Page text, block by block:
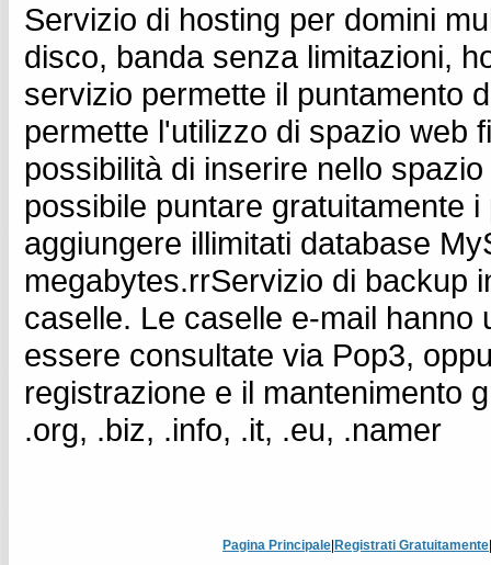
Servizio di hosting per domini
disco, banda senza limitazioni,
servizio permette il puntamento
permette l'utilizzo di spazio web
possibilità di inserire nello
possibile puntare gratuitamente
aggiungere illimitati database
megabytes.rrServizio di backup
caselle. Le caselle e-mail
essere consultate via Pop3,
registrazione e il mantenimento
.org, .biz, .info, .it, .eu, .namer
Pagina Principale Registrati Gratuitamente